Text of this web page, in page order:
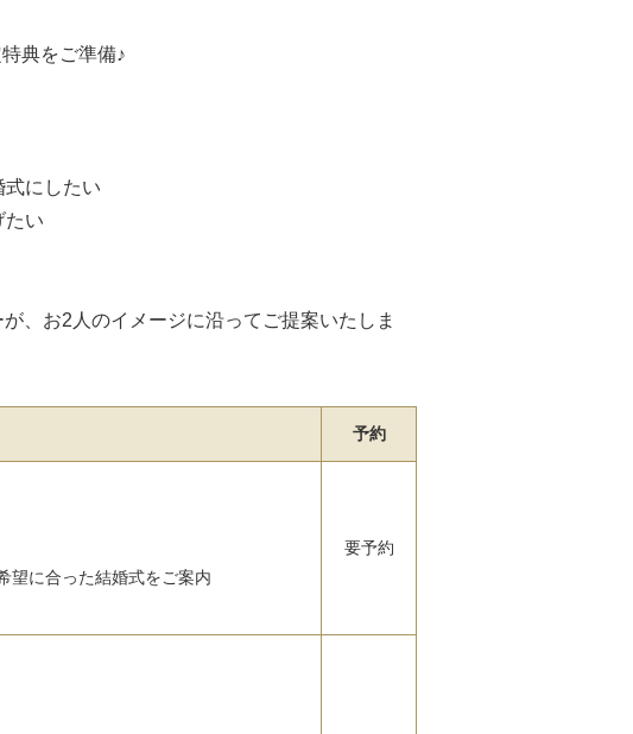
典をご準備♪
にしたい
たい
、お2人のイメージに沿ってご提案いたしま
予約
望に合った結婚式をご案内
要予約